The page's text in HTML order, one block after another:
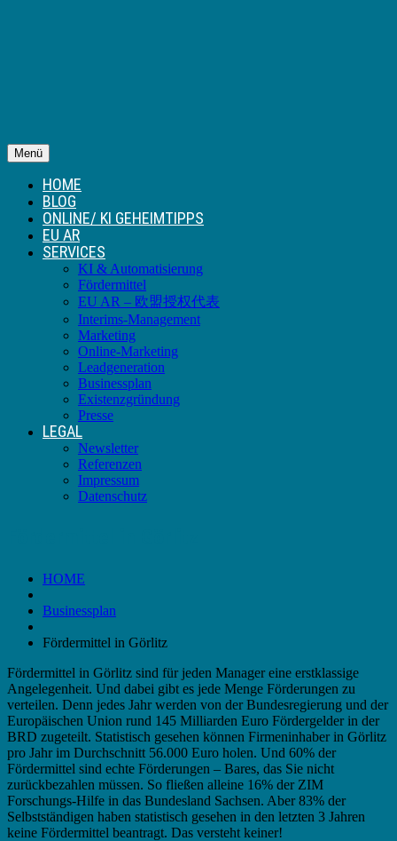
Menü
HOME
BLOG
ONLINE/ KI GEHEIMTIPPS
EU AR
SERVICES
KI & Automatisierung
Fördermittel
EU AR – 欧盟授权代表
Interims-Management
Marketing
Online-Marketing
Leadgeneration
Businessplan
Existenzgründung
Presse
LEGAL
Newsletter
Referenzen
Impressum
Datenschutz
HOME
Businessplan
Fördermittel in Görlitz
Fördermittel in Görlitz sind für jeden Manager eine erstklassige
Angelegenheit. Und dabei gibt es jede Menge Förderungen zu
verteilen. Denn jedes Jahr werden von der Bundesregierung und der
Europäischen Union rund 145 Milliarden Euro Fördergelder in der
BRD zugeteilt. Statistisch gesehen können Firmeninhaber in Görlitz
pro Jahr im Durchschnitt 56.000 Euro holen. Und 60% der
Fördermittel sind echte Förderungen – Bares, das Sie nicht
zurückbezahlen müssen. So fließen alleine 16% der ZIM
Forschungs-Hilfe in das Bundesland Sachsen. Aber 83% der
Selbstständigen haben statistisch gesehen in den letzten 3 Jahren
keine Fördermittel beantragt. Das versteht keiner!